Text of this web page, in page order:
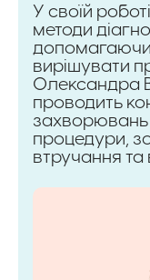
У своїй
методи
вирішувати
Олександра
проводить
захворювань
процедури,
втручання та